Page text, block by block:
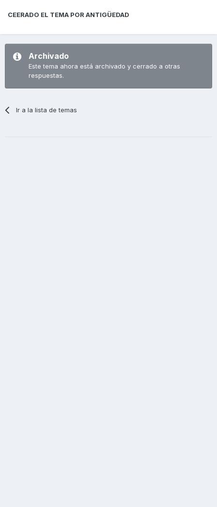
CEERADO EL TEMA POR ANTIGÜEDAD
Archivado
Este tema ahora está archivado y cerrado a otras
respuestas.
Ir a la lista de temas